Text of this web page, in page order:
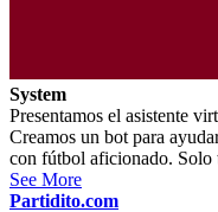
System
Presentamos el asistente
Creamos un bot para
con fútbol aficionado. Solo
See More
Partidito.com